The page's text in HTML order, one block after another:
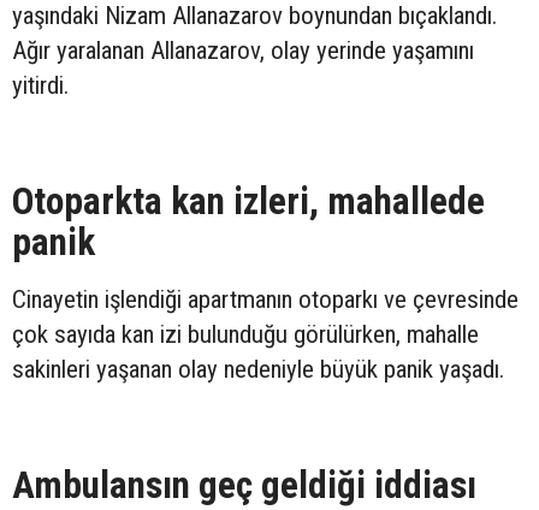
yaşındaki Nizam Allanazarov boynundan bıçaklandı.
Ağır yaralanan Allanazarov, olay yerinde yaşamını
yitirdi.
Otoparkta kan izleri, mahallede
panik
Cinayetin işlendiği apartmanın otoparkı ve çevresinde
çok sayıda kan izi bulunduğu görülürken, mahalle
sakinleri yaşanan olay nedeniyle büyük panik yaşadı.
Ambulansın geç geldiği iddiası